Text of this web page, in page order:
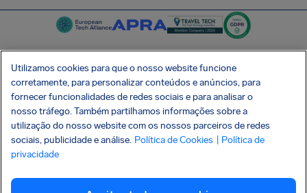
SocialFacebook
SocialTwitter
SocialInstagram
SocialLinkedin
BAIXE GRÁTIS NOSSO APP
Política de Privacidade Imprint
Utilizamos cookies para que o nosso website funcione
corretamente, para personalizar conteúdos e anúncios, para
fornecer funcionalidades de redes sociais e para analisar o
nosso tráfego. Também partilhamos informações sobre a
utilização do nosso website com os nossos parceiros de redes
sociais, publicidade e análise. Política de Cookies
| Política de
privacidade